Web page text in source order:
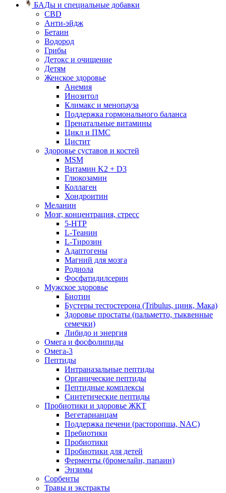
БАДы и специальные добавки
CBD
Анти-эйдж
Бетаин
Водород
Грибы
Детокс и очищение
Детям
Женское здоровье
Анемия
Инозитол
Климакс и менопауза
Поддержка гормонального баланса
Пренатальные витамины
Цикл и ПМС
Цистит
Здоровье суставов и костей
MSM
Витамин K2 + D3
Глюкозамин
Коллаген
Хондроитин
Меланин
Мозг, концентрация, стресс
5-HTP
L-Теанин
L-Тирозин
Адаптогены
Магний для мозга
Родиола
Фосфатидилсерин
Мужское здоровье
Биотин
Бустеры тестостерона (Tribulus, цинк, Мака)
Здоровье простаты (пальметто, тыквенные
семечки)
Либидо и энергия
Омега и фосфолипиды
Омега-3
Пептиды
Интраназальные пептиды
Органические пептиды
Пептидные комплексы
Синтетические пептиды
Пробиотики и здоровье ЖКТ
Вегетарианцам
Поддержка печени (расторопша, NAC)
Пребиотики
Пробиотики
Пробиотики для детей
Ферменты (бромелайн, папаин)
Энзимы
Сорбенты
Травы и экстракты